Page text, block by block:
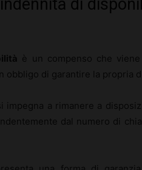
di
è un compenso che
obbligo di garantire la propria
impegna a rimanere a
dal numero di